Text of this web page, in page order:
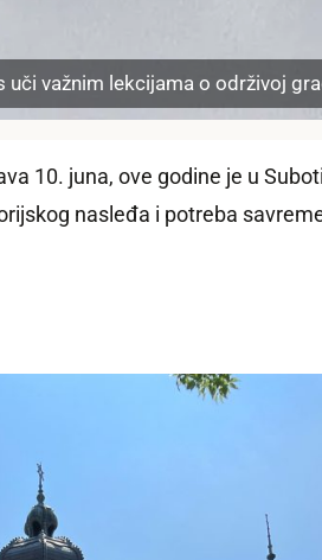
važnim lekcijama o održivoj
10. juna, ove godine je u
nasleđa i potreba